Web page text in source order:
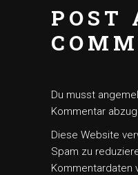
POST
Du musst
Kommentar
Diese Website
Spam zu
Kommentardaten